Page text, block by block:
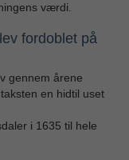
værdi.
fordoblet på
gennem årene
en hidtil uset
i 1635 til hele